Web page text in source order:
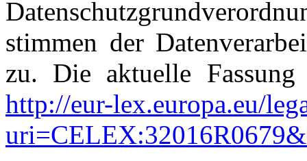
stimmen der
zu. Die aktuelle
http://eur-lex.europa.eu/